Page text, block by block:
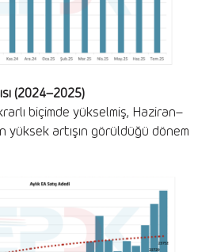
(2024–2025)
biçimde yükselmiş, Haziran–
yüksek artışın görüldüğü dönem